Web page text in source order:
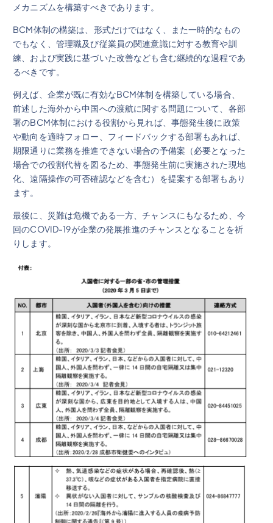
メカニズムを構築すべきであります。
BCM体制の構築は、形式だけではなく、また一時的なもの
でもなく、管理職及び従業員の関連意識に対する教育や訓
練、および実践に基づいた改善なども含む継続的な過程であ
るべきです。
例えば、企業が既に有効なBCM体制を構築している場合、
前述した海外から中国への渡航に関する問題について、各部
署のBCM体制における役割から見れば、事態発生後に政策
や動向を適時フォロー、フィードバックする部署もあれば、
期限通りに業務を推進できない場合の予備案（必要となった
場合での役割代替を図るため、事態発生前に実施された現地
化、遠隔操作の可否確認などを含む）を提案する部署もあり
ます。
最後に、災難は危機である一方、チャンスにもなるため、今
回のCOVID-19が企業の発展推進のチャンスとなることを祈
りします。